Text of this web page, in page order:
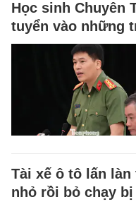
Học sinh Chuyên
tuyển vào những
Tài xế ô tô lấn
nhỏ rồi bỏ chạy